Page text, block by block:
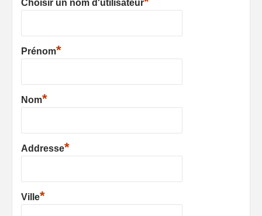
Choisir un nom d'utilisateur
Prénom*
Nom*
Addresse*
Ville*